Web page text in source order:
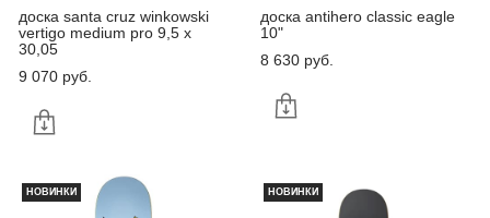
доска santa cruz winkowski
vertigo medium pro 9,5 x
30,05
9 070 pуб.
доска antihero classic eagle
10"
8 630 pуб.
НОВИНКИ НОВИНКИ